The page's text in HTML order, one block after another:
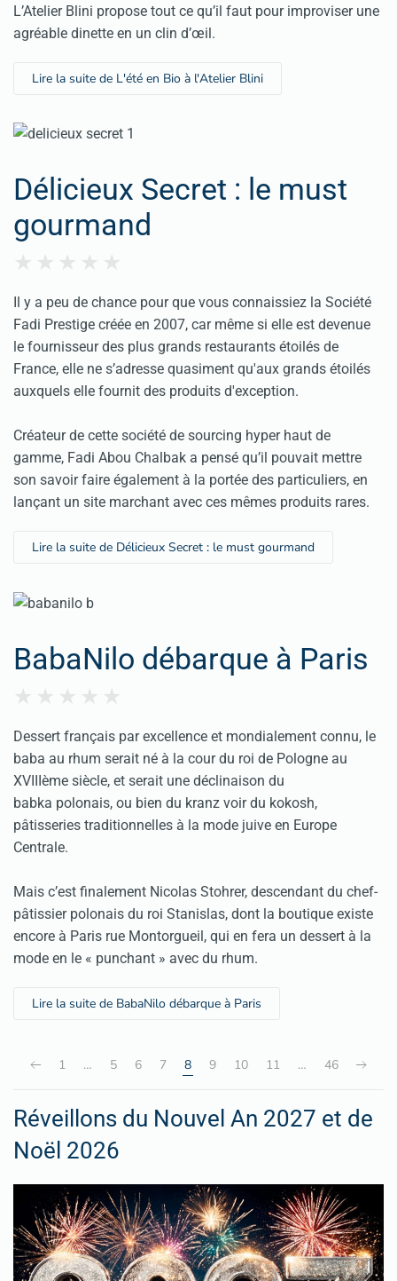
L’Atelier Blini propose tout ce qu’il faut pour improviser une
agréable dinette en un clin d’œil.
Lire la suite de L'été en Bio à l'Atelier Blini
Délicieux Secret : le must
gourmand
Il y a peu de chance pour que vous connaissiez la Société
Fadi Prestige créée en 2007, car même si elle est devenue
le fournisseur des plus grands restaurants étoilés de
France, elle ne s’adresse quasiment qu'aux grands étoilés
auxquels elle fournit des produits d'exception.
Créateur de cette société de sourcing hyper haut de
gamme, Fadi Abou Chalbak a pensé qu’il pouvait mettre
son savoir faire également à la portée des particuliers, en
lançant un site marchant avec ces mêmes produits rares.
Lire la suite de Délicieux Secret : le must gourmand
BabaNilo débarque à Paris
Dessert français par excellence et mondialement connu, le
baba au rhum serait né à la cour du roi de Pologne au
XVIIIème siècle, et serait une déclinaison du
babka polonais, ou bien du kranz voir du kokosh,
pâtisseries traditionnelles à la mode juive en Europe
Centrale.
Mais c’est finalement Nicolas Stohrer, descendant du chef-
pâtissier polonais du roi Stanislas, dont la boutique existe
encore à Paris rue Montorgueil, qui en fera un dessert à la
mode en le « punchant » avec du rhum.
Lire la suite de BabaNilo débarque à Paris
1 … 5 6 7 8 9 10 11 … 46
Réveillons du Nouvel An 2027 et de
Noël 2026